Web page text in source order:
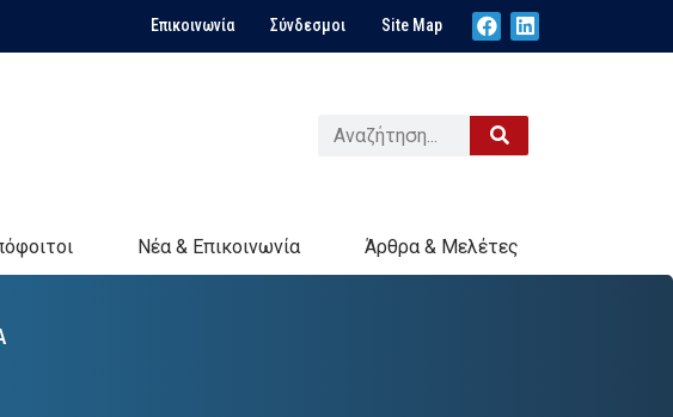
Επικοινωνία Σύνδεσμοι Site Map
Νέα & Επικοινωνία Άρθρα & Μελέτες